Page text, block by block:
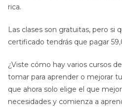
rica.
Las clases son gratuitas, pero si
certificado tendrás que pagar
¿Viste cómo hay varios cursos
tomar para aprender o mejorar
que ahora solo elige el que
necesidades y comienza a